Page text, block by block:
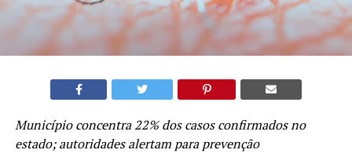
Município concentra 22% dos casos confirmados no
estado; autoridades alertam para prevenção